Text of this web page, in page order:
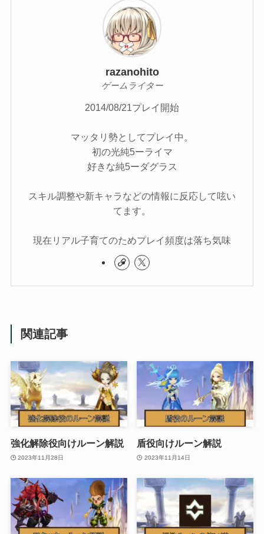
razanohito
ゲームライター
2014/08/21プレイ開始
マッタリ勢としてプレイ中。
初の光純5ーライマ
好きな純5ーダグラス
スキル調整や新キャラなどの情報に反応して呟い
てます。
現在リアル子育てのためプレイ頻度は落ち気味
関連記事
強化解除役向けルーン解説
2023年11月28日
盾役向けルーン解説
2023年11月14日